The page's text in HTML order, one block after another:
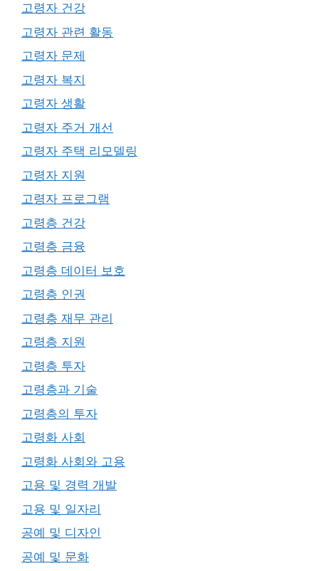
고령자 건강
고령자 관련 활동
고령자 문제
고령자 복지
고령자 생활
고령자 주거 개선
고령자 주택 리모델링
고령자 지원
고령자 프로그램
고령층 건강
고령층 금융
고령층 데이터 보호
고령층 인권
고령층 재무 관리
고령층 지원
고령층 투자
고령층과 기술
고령층의 투자
고령화 사회
고령화 사회와 고용
고용 및 경력 개발
고용 및 일자리
공예 및 디자인
공예 및 문화